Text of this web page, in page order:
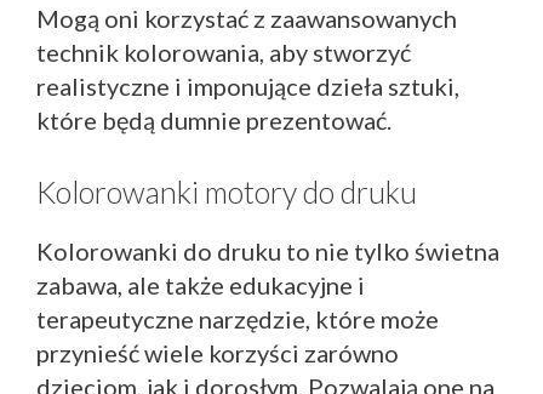
Mogą oni korzystać z zaawansowanych
technik kolorowania, aby stworzyć
realistyczne i imponujące dzieła sztuki,
które będą dumnie prezentować.
Kolorowanki motory do druku
Kolorowanki do druku to nie tylko świetna
zabawa, ale także edukacyjne i
terapeutyczne narzędzie, które może
przynieść wiele korzyści zarówno
dzieciom, jak i dorosłym. Pozwalają one na